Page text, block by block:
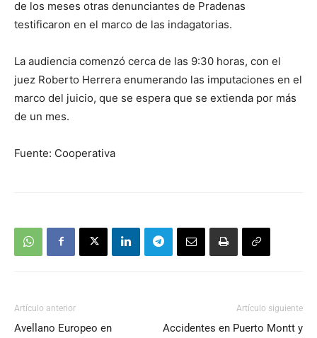
de los meses otras denunciantes de Pradenas
testificaron en el marco de las indagatorias.
La audiencia comenzó cerca de las 9:30 horas, con el
juez Roberto Herrera enumerando las imputaciones en el
marco del juicio, que se espera que se extienda por más
de un mes.
Fuente: Cooperativa
Artículo anterior
Avellano Europeo en
Artículo siguiente
Accidentes en Puerto Montt y